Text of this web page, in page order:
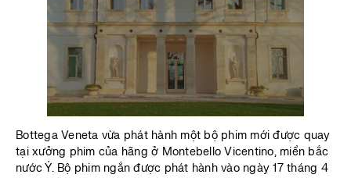
Bottega Veneta vừa phát hành một bộ phim mới được quay
tại xưởng phim của hãng ở Montebello Vicentino, miền bắc
nước Ý. Bộ phim ngắn được phát hành vào ngày 17 tháng 4